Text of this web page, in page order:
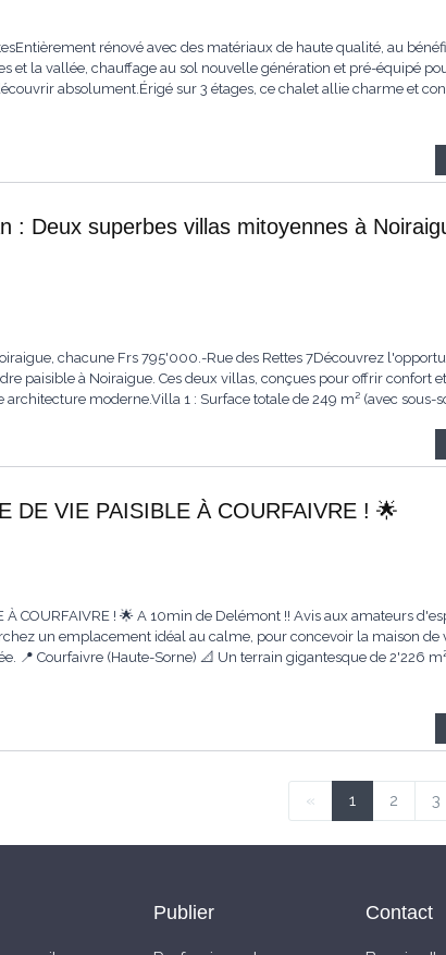
rénové avec des matériaux de haute qualité, au
et la vallée, chauffage au sol nouvelle génération et pré-équipé
absolument.Érigé sur 3 étages, ce chalet allie charme et
: Deux superbes villas mitoyennes à
chacune Frs 795'000.-Rue des Rettes 7Découvrez
paisible à Noiraigue. Ces deux villas, conçues pour offrir confort
moderne.Villa 1 : Surface totale de 249 m² (avec sous-
DE VIE PAISIBLE À COURFAIVRE ! 🌟
À COURFAIVRE ! 🌟 A 10min de Delémont !! Avis aux amateurs
un emplacement idéal au calme, pour concevoir la maison de
📍 Courfaivre (Haute-Sorne) 📐 Un terrain gigantesque de 2'226
« 1 2 3
Publier Contact